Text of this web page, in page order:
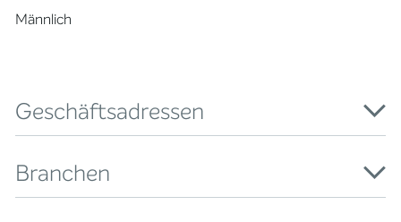
Männlich
Geschäftsadressen
Branchen